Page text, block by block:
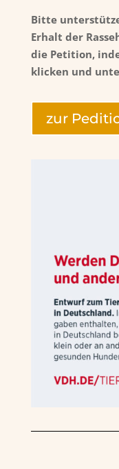
Bitte
Erhalt der
die Petition,
klicken und
zur